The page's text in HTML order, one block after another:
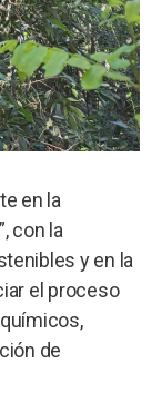
en la
con la
y en la
el proceso
de